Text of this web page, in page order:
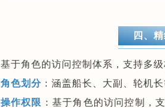
四、
基于角色的访问控制体系，支持多级
角色划分：涵盖船长、大副、轮机长
操作权限 ：基于角色的访问控制，